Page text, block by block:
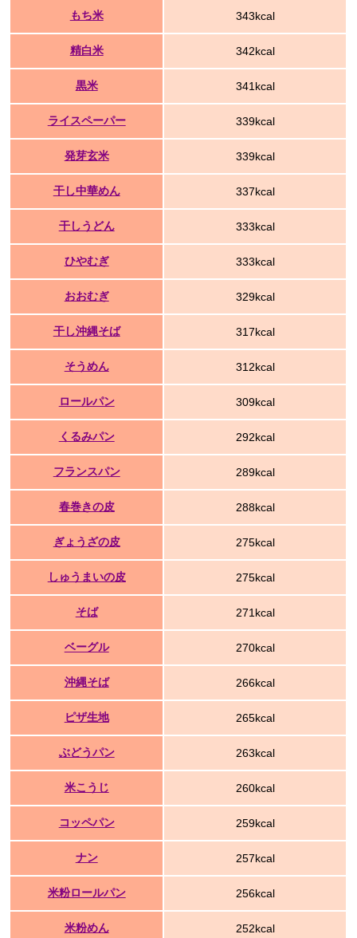
もち米 343kcal
精白米 342kcal
黒米 341kcal
ライスペーパー 339kcal
発芽玄米 339kcal
干し中華めん 337kcal
干しうどん 333kcal
ひやむぎ 333kcal
おおむぎ 329kcal
干し沖縄そば 317kcal
そうめん 312kcal
ロールパン 309kcal
くるみパン 292kcal
フランスパン 289kcal
春巻きの皮 288kcal
ぎょうざの皮 275kcal
しゅうまいの皮 275kcal
そば 271kcal
ベーグル 270kcal
沖縄そば 266kcal
ピザ生地 265kcal
ぶどうパン 263kcal
米こうじ 260kcal
コッペパン 259kcal
ナン 257kcal
米粉ロールパン 256kcal
米粉めん 252kcal